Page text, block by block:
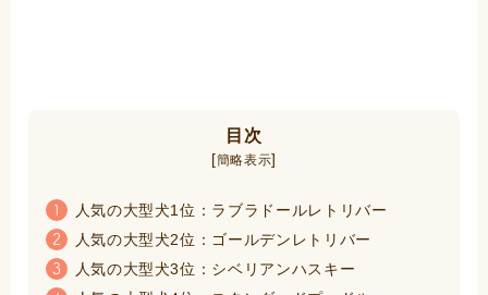
目次
[簡略表示]
1 人気の大型犬1位：ラブラドールレトリバー
2 人気の大型犬2位：ゴールデンレトリバー
3 人気の大型犬3位：シベリアンハスキー